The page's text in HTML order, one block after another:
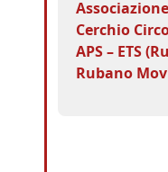
Cerchio
APS – ETS
Rubano